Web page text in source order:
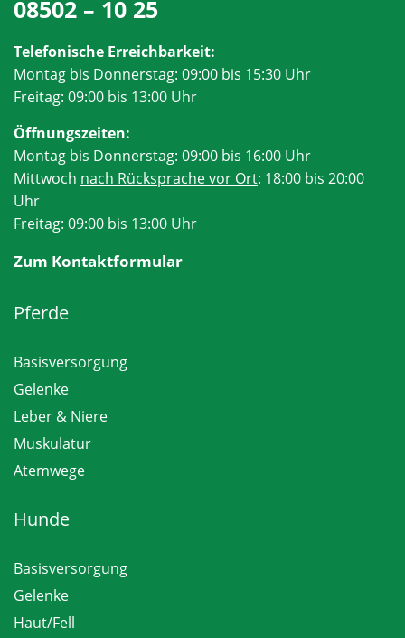
08502 – 10 25
Telefonische Erreichbarkeit:
Montag bis Donnerstag: 09:00 bis 15:30 Uhr
Freitag: 09:00 bis 13:00 Uhr
Öffnungszeiten:
Montag bis Donnerstag: 09:00 bis 16:00 Uhr
Mittwoch nach Rücksprache vor Ort: 18:00 bis 20:00
Uhr
Freitag: 09:00 bis 13:00 Uhr
Zum Kontaktformular
Pferde
Basisversorgung
Gelenke
Leber & Niere
Muskulatur
Atemwege
Hunde
Basisversorgung
Gelenke
Haut/Fell